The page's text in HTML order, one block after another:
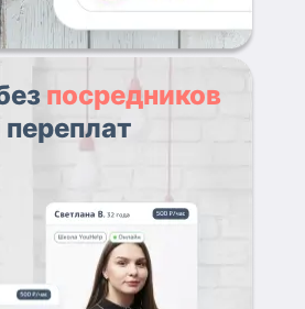
посредников
переплат